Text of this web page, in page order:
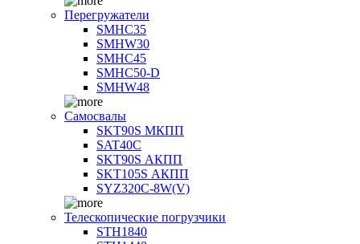
Перегружатели
SMHC35
SMHW30
SMHC45
SMHC50-D
SMHW48
Самосвалы
SKT90S МКПП
SAT40C
SKT90S АКПП
SKT105S АКПП
SYZ320C-8W(V)
Телескопические погрузчики
STH1840